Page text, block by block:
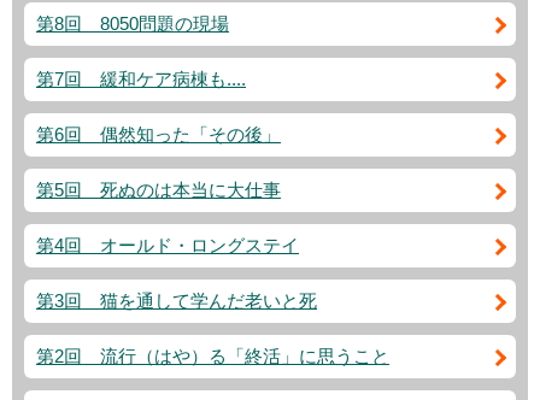
第8回 8050問題の現場
第7回 緩和ケア病棟も....
第6回 偶然知った「その後」
第5回 死ぬのは本当に大仕事
第4回 オールド・ロングステイ
第3回 猫を通して学んだ老いと死
第2回 流行（はや）る「終活」に思うこと